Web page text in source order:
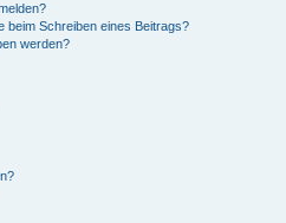
beim Schreiben eines Beitrags?
werden?